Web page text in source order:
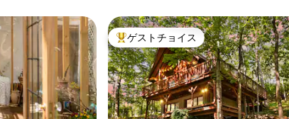
です。 大好評のゲストチョイスです。
ゲストチョイス